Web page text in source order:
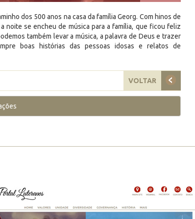
dos 500 anos na casa da família Georg. Com hinos de
noite se encheu de música para a família, que ficou feliz
também levar a música, a palavra de Deus e trazer
boas histórias das pessoas idosas e relatos de
VOLTAR